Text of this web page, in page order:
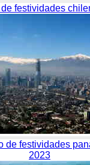
festividades
de festividades
2023